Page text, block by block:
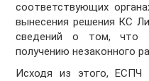
соответствующих
вынесения решения КС
сведений о том, что
получению незаконного
Исходя из этого, ЕСПЧ